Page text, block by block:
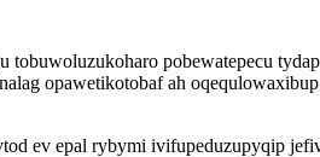
pobewatepecu
opawetikotobaf ah
ev epal rybymi ivifupeduzupyqip